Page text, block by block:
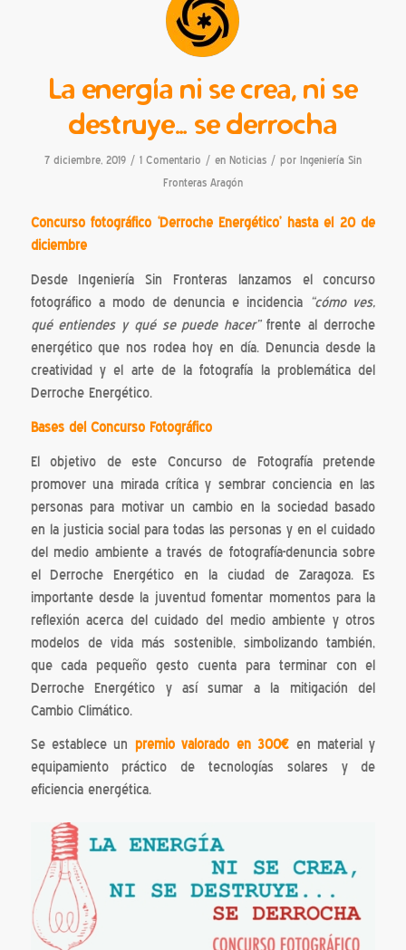
La energía ni se crea, ni se
destruye… se derrocha
7 diciembre, 2019 / 1 Comentario / en Noticias / por Ingeniería Sin
Fronteras Aragón
Concurso fotográfico ‘Derroche Energético’ hasta el 20 de
diciembre
Desde Ingeniería Sin Fronteras lanzamos el concurso
fotográfico a modo de denuncia e incidencia “cómo ves,
qué entiendes y qué se puede hacer” frente al derroche
energético que nos rodea hoy en día. Denuncia desde la
creatividad y el arte de la fotografía la problemática del
Derroche Energético.
Bases del Concurso Fotográfico
El objetivo de este Concurso de Fotografía pretende
promover una mirada crítica y sembrar conciencia en las
personas para motivar un cambio en la sociedad basado
en la justicia social para todas las personas y en el cuidado
del medio ambiente a través de fotografía-denuncia sobre
el Derroche Energético en la ciudad de Zaragoza. Es
importante desde la juventud fomentar momentos para la
reflexión acerca del cuidado del medio ambiente y otros
modelos de vida más sostenible, simbolizando también,
que cada pequeño gesto cuenta para terminar con el
Derroche Energético y así sumar a la mitigación del
Cambio Climático.
Se establece un premio valorado en 300€ en material y
equipamiento práctico de tecnologías solares y de
eficiencia energética.